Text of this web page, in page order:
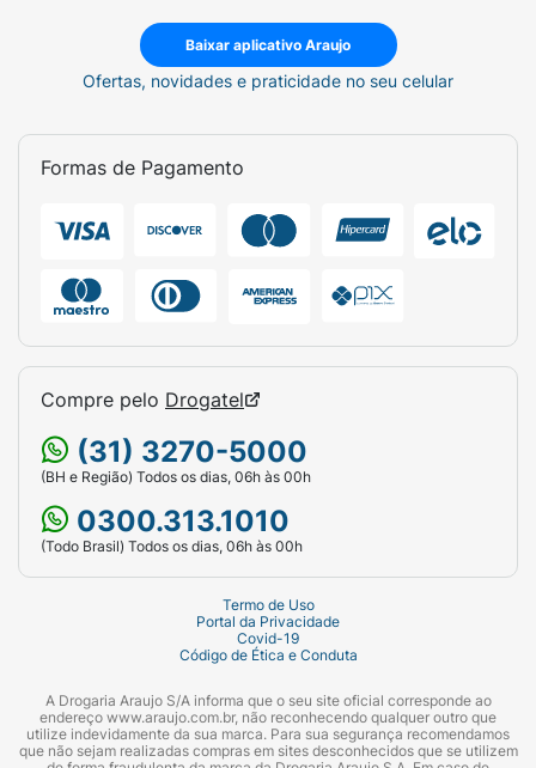
Baixar aplicativo Araujo
Ofertas, novidades e praticidade no seu celular
Formas de Pagamento
Compre pelo Drogatel
(31) 3270-5000
(BH e Região) Todos os dias, 06h às 00h
0300.313.1010
(Todo Brasil) Todos os dias, 06h às 00h
Termo de Uso
Portal da Privacidade
Covid-19
Código de Ética e Conduta
A Drogaria Araujo S/A informa que o seu site oficial corresponde ao
endereço www.araujo.com.br, não reconhecendo qualquer outro que
utilize indevidamente da sua marca. Para sua segurança recomendamos
que não sejam realizadas compras em sites desconhecidos que se utilizem